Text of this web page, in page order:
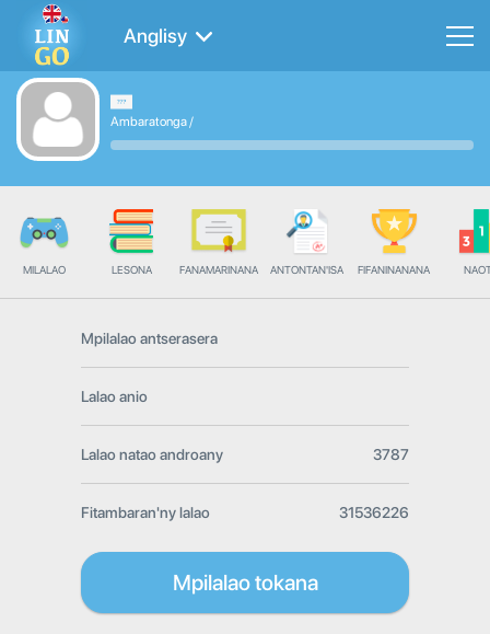
Anglisy
Ambaratonga/
MILALAO LESONA FANAMARINANA ANTONTAN'ISA FIFANINANANA
Mpilalao antserasera
Lalao anio
Lalao natao androany 3787
Fitambaran'ny lalao 31536226
Mpilalao tokana